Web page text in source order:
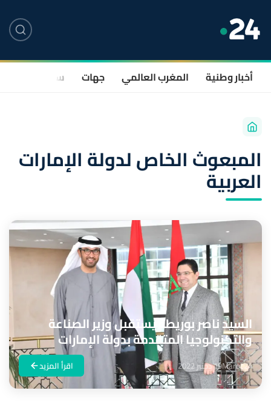
أخبار وطنية المغرب العالمي جهات سياسة
المبعوث الخاص لدولة الإمارات
العربية
السيد ناصر بوريطة يستقبل وزير الصناعة
والتكنولوجيا المتقدمة بدولة الإمارات
Maroc2419 دجنبر 2022 اقرأ المزيد